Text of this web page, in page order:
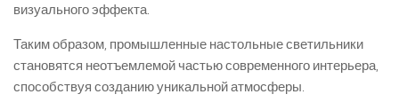
визуального эффекта.
Таким образом, промышленные настольные светильники
становятся неотъемлемой частью современного интерьера,
способствуя созданию уникальной атмосферы.